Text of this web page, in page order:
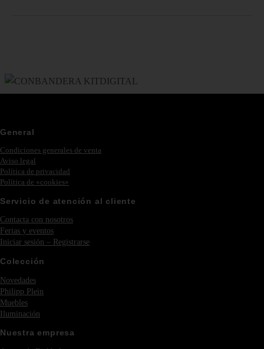
General
Condiciones generales de venta
Aviso legal
Política de privacidad
Política de «cookies»
Servicio de atención al cliente
Contacta con nosotros
Ferias y eventos
Iniciar sesión – Registrarse
Colección
Novedades
Philipp Plein
Muebles
Iluminación
Nuestra empresa